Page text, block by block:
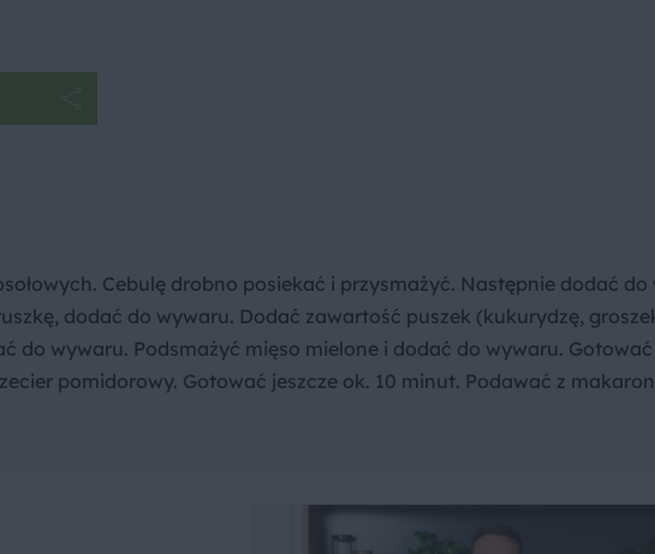
Cebulę drobno posiekać i przysmażyć. Następnie dodać do
dodać do wywaru. Dodać zawartość puszek (kukurydzę,
do wywaru. Podsmażyć mięso mielone i dodać do wywaru. Gotować
pomidorowy. Gotować jeszcze ok. 10 minut. Podawać z